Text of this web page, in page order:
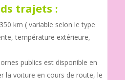
trajets :
km ( variable selon le type
température extérieure,
publics est disponible en
la voiture en cours de route, le